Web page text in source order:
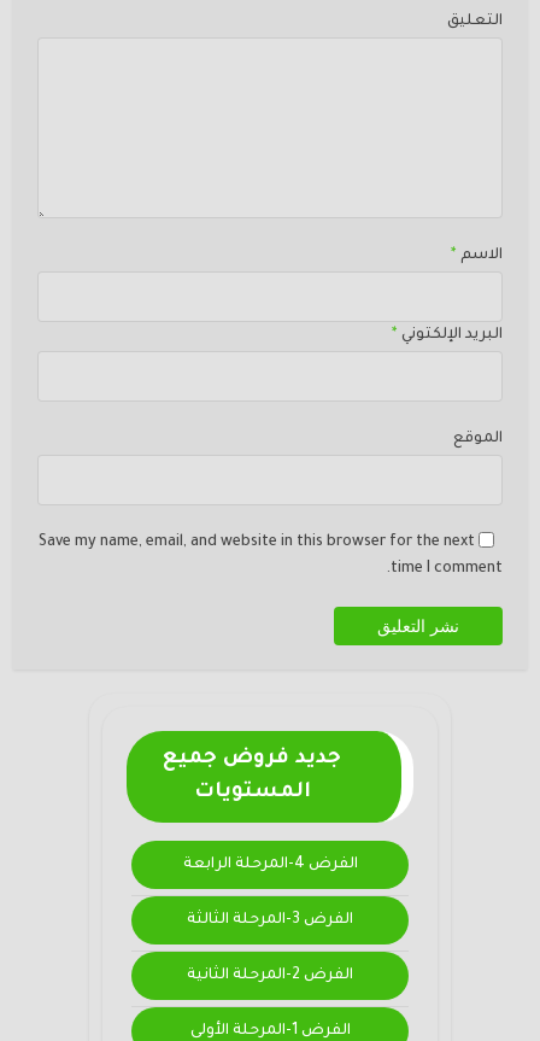
التعليق
الاسم *
البريد الإلكتوني *
الموقع
Save my name, email, and website in this browser for the next
time I comment.
جديد فروض جميع
المستويات
الفرض 4-المرحلة الرابعة
الفرض 3-المرحلة الثالثة
الفرض 2-المرحلة الثانية
الفرض 1-المرحلة الأولى